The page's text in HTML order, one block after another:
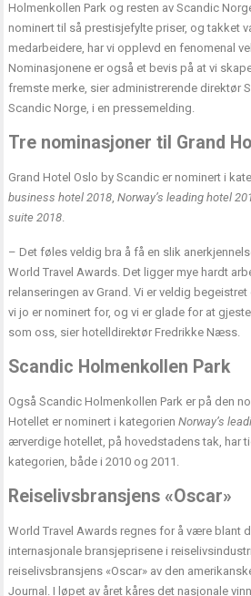
Holmenkollen Park og resten av Scandic
nominert til så prestisjefylte priser, og takket
medarbeidere, har vi opplevd en fenomenal
Nominasjonene er også et bevis på at vi
fremste merke, sier administrerende direktør
Scandic Norge, i en pressemelding.
Tre nominasjoner til Grand
Grand Hotel Oslo by Scandic er nominert i
business hotel 2018,Norway’s leading hotel
suite 2018.
– Det føles veldig bra å få en slik
World Travel Awards. Det ligger mye hardt
relanseringen av Grand. Vi er veldig
vi jo er nominert for, og vi er glade for at
som oss, sier hotelldirektør Fredrikke Næss.
Scandic Holmenkollen Park
Også Scandic Holmenkollen Park er på den
Hotellet er nominert i kategorienNorway’s
ærverdige hotellet, på hovedstadens tak, har
kategorien, både i 2010 og 2011.
Reiselivsbransjens «Oscar»
World Travel Awards regnes for å være blant
internasjonale bransjeprisene i
reiselivsbransjens «Oscar» av den
Journal. I løpet av året kåres det nasjonale